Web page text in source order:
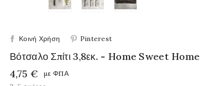
Κοινή Χρήση Pinterest
Βότσαλο Σπίτι 3,8εκ. - Home Sweet Home
4,75 €
με ΦΠΑ